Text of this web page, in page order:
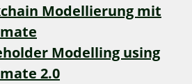
Modellierung mit
Modelling using
2.0